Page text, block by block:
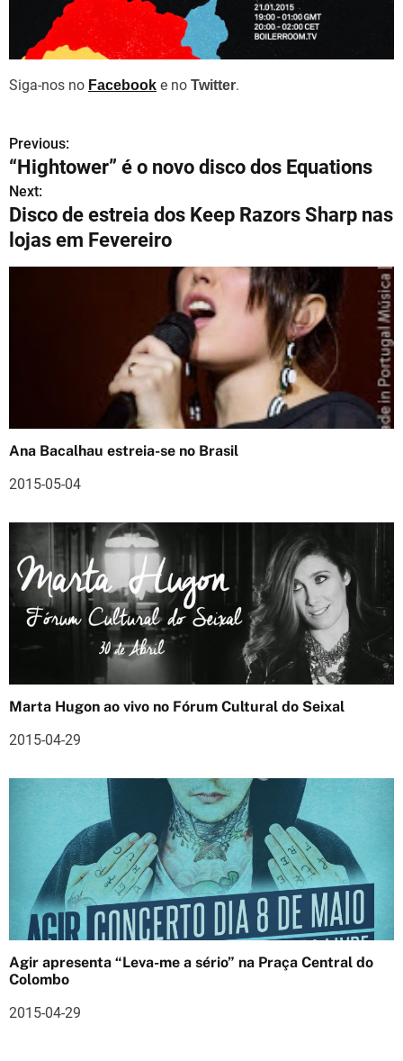
Siga-nos no Facebook e no Twitter.
N
a
v
e
o
d
e
a
t
o
s
Previous:
“Hightower” é o novo disco dos Equations
Next:
Disco de estreia dos Keep Razors Sharp nas
lojas em Fevereiro
Ana Bacalhau estreia-se no Brasil
2015-05-04
Marta Hugon ao vivo no Fórum Cultural do Seixal
2015-04-29
Agir apresenta “Leva-me a sério” na Praça Central do
Colombo
2015-04-29